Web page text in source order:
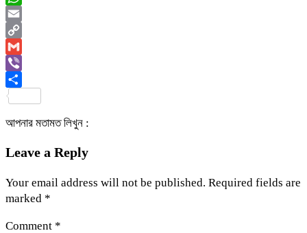
WhatsApp
Email
Copy
Link
Gmail
Viber
আপনার মতামত লিখুন :
Leave a Reply
Your email address will not be published. Required fields are
marked *
Comment *